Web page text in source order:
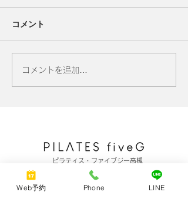
コメント
コメントを追加…
ピラティス・ファイブジー高槻
​​高槻市天神町1丁目3-19-103
​Ⓟスタジオ裏55番
Web予約 Phone LINE